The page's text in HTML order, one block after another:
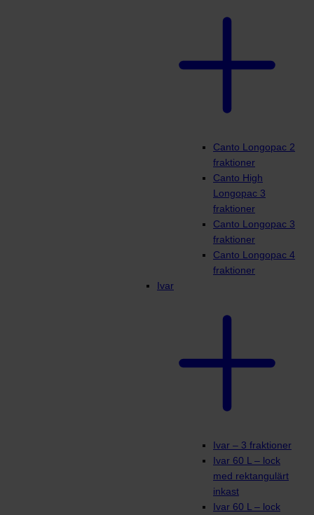
Canto Longopac 2
fraktioner
Canto High
Longopac 3
fraktioner
Canto Longopac 3
fraktioner
Canto Longopac 4
fraktioner
Ivar
Ivar – 3 fraktioner
Ivar 60 L – lock
med rektangulärt
inkast
Ivar 60 L – lock